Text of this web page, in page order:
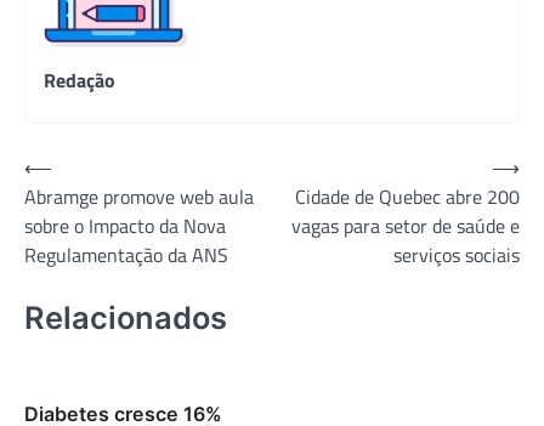
Redação
Navegação
de
Post
⟵
Abramge promove web aula
sobre o Impacto da Nova
Regulamentação da ANS
Cidade de Quebec abre 200
vagas para setor de saúde e
serviços sociais
⟶
Relacionados
Diabetes cresce 16%